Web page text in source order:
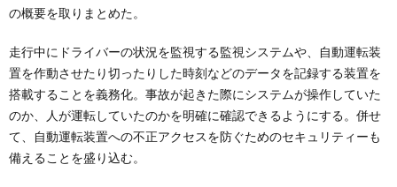
の概要を取りまとめた。
走行中にドライバーの状況を監視する監視システムや、自動運転装
置を作動させたり切ったりした時刻などのデータを記録する装置を
搭載することを義務化。事故が起きた際にシステムが操作していた
のか、人が運転していたのかを明確に確認できるようにする。併せ
て、自動運転装置への不正アクセスを防ぐためのセキュリティーも
備えることを盛り込む。